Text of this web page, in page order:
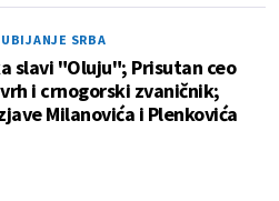
SRBA
slavi "Oluju"; Prisutan ceo
i crnogorski zvaničnik;
Milanovića i Plenkovića